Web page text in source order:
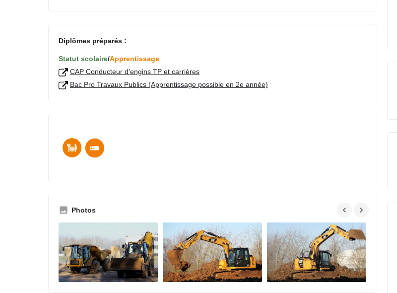
Diplômes préparés :
Statut scolaire/Apprentissage
CAP Conducteur d’engins TP et carrières
Bac Pro Travaux Publics (Apprentissage possible en 2e année)
Photos